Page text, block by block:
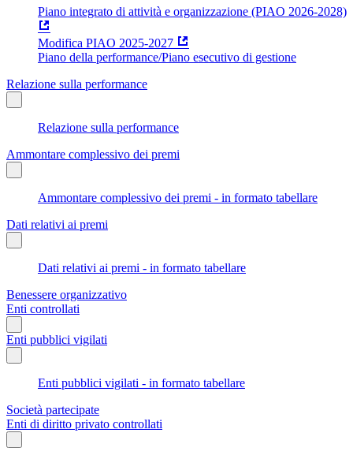
Piano integrato di attività e organizzazione (PIAO 2026-2028)
Modifica PIAO 2025-2027
Piano della performance/Piano esecutivo di gestione
Relazione sulla performance
Relazione sulla performance
Ammontare complessivo dei premi
Ammontare complessivo dei premi - in formato tabellare
Dati relativi ai premi
Dati relativi ai premi - in formato tabellare
Benessere organizzativo
Enti controllati
Enti pubblici vigilati
Enti pubblici vigilati - in formato tabellare
Società partecipate
Enti di diritto privato controllati